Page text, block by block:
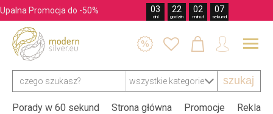
Upalna Promocja do -50% 03
dni
22
godzin
02
minut
05
sekund
szukaj
   
Porady w 60 sekund Strona główna Promocje